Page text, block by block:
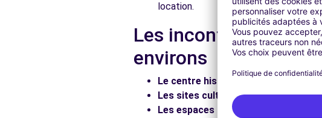
Free2Move Rent - SARL GARAGE DU CENTRE S PAUCHARD -
11 RUE THEOPHILE VACHER
location.
Les incontournables
environs
Le centre historique :
Flânez dans
Les sites culturels :Visitez les
Les espaces naturels :
Profitez des